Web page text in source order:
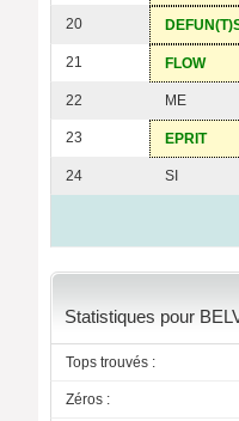
20
21 FLOW
22 ME
23 EPRIT
24 SI
Statistiques pour
Tops trouvés :
Zéros :